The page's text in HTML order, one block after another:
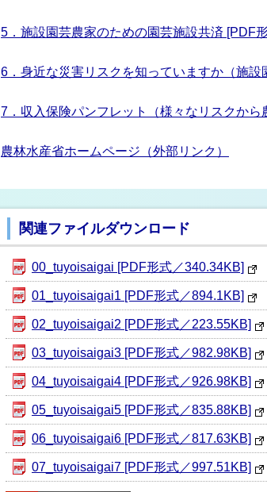
5．施設園芸農家のための園芸施設共済 [PDF
6．身近な災害リスクを知っていますか（施
7．収入保険パンフレット（様々なリスクか
農林水産省ホームページ（外部リンク）
関連ファイルダウンロード
00_tuyoisaigai [PDF形式／340.34KB]
01_tuyoisaigai1 [PDF形式／894.1KB]
02_tuyoisaigai2 [PDF形式／223.55KB]
03_tuyoisaigai3 [PDF形式／982.98KB]
04_tuyoisaigai4 [PDF形式／926.98KB]
05_tuyoisaigai5 [PDF形式／835.88KB]
06_tuyoisaigai6 [PDF形式／817.63KB]
07_tuyoisaigai7 [PDF形式／997.51KB]